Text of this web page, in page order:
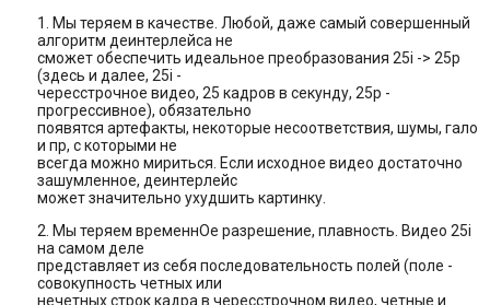
1. Мы теряем в качестве. Любой, даже самый совершенный
алгоритм деинтерлейса не
сможет обеспечить идеальное преобразования 25i -> 25p
(здесь и далее, 25i -
чересстрочное видео, 25 кадров в секунду, 25p -
прогрессивное), обязательно
появятся артефакты, некоторые несоответствия, шумы, гало
и пр, с которыми не
всегда можно мириться. Если исходное видео достаточно
зашумленное, деинтерлейс
может значительно ухудшить картинку.
2. Мы теряем временнОе разрешение, плавность. Видео 25i
на самом деле
представляет из себя последовательность полей (поле -
совокупность четных или
нечетных строк кадра в чересстрочном видео, четные и